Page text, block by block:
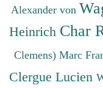
Alexander von
Heinrich Char
Clemens) Marc
Clergue Lucien